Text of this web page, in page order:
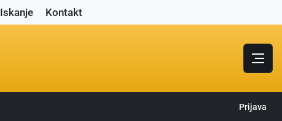
Iskanje Kontakt
Prijava